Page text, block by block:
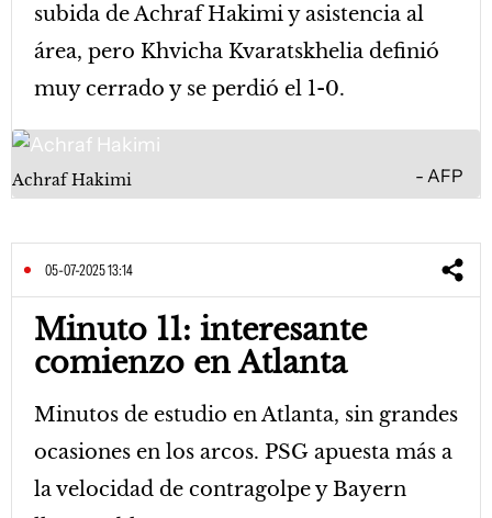
subida de Achraf Hakimi y asistencia al
área, pero Khvicha Kvaratskhelia definió
muy cerrado y se perdió el 1-0.
Achraf Hakimi AFP
05-07-2025 13:14
Minuto 11: interesante
comienzo en Atlanta
Minutos de estudio en Atlanta, sin grandes
ocasiones en los arcos. PSG apuesta más a
la velocidad de contragolpe y Bayern